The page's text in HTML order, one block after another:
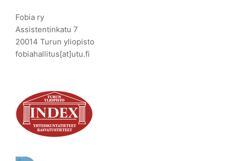
Fobia ry
Assistentinkatu 7
20014 Turun yliopisto
fobiahallitus[at]utu.fi